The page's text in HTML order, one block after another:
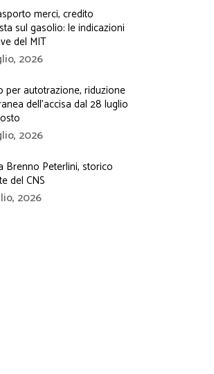
merci, credito
sul gasolio: le indicazioni
del MIT
2026
per autotrazione, riduzione
dell’accisa dal 28 luglio
2026
Brenno Peterlini, storico
del CNS
2026